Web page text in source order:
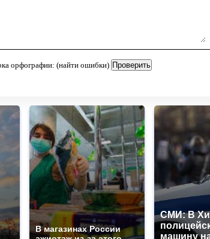
орфографии: (найти ошибки)
В магазинах России
СМИ: В
машину